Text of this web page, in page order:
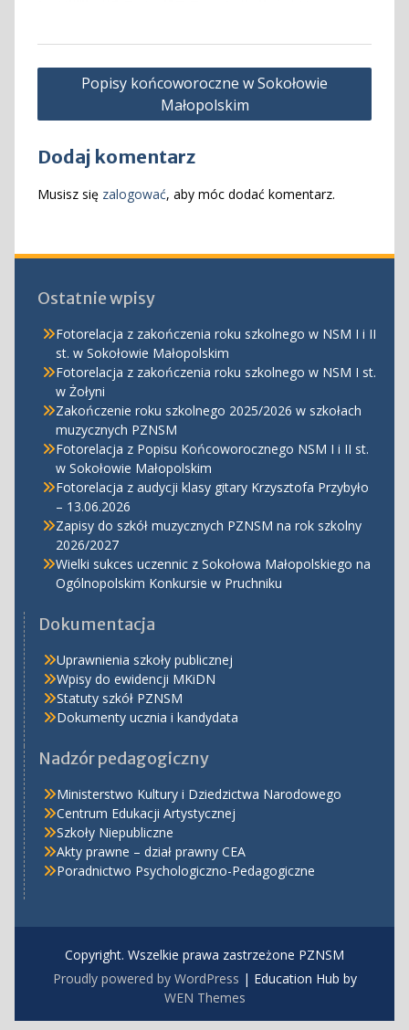
Nawigacja
Popisy końcoworoczne w Sokołowie
Małopolskim
Dodaj komentarz
Musisz się zalogować, aby móc dodać komentarz.
Ostatnie wpisy
Fotorelacja z zakończenia roku szkolnego w NSM I i II
st. w Sokołowie Małopolskim
Fotorelacja z zakończenia roku szkolnego w NSM I st.
w Żołyni
Zakończenie roku szkolnego 2025/2026 w szkołach
muzycznych PZNSM
Fotorelacja z Popisu Końcoworocznego NSM I i II st.
w Sokołowie Małopolskim
Fotorelacja z audycji klasy gitary Krzysztofa Przybyło
– 13.06.2026
Zapisy do szkół muzycznych PZNSM na rok szkolny
2026/2027
Wielki sukces uczennic z Sokołowa Małopolskiego na
Ogólnopolskim Konkursie w Pruchniku
Dokumentacja
Uprawnienia szkoły publicznej
Wpisy do ewidencji MKiDN
Statuty szkół PZNSM
Dokumenty ucznia i kandydata
Nadzór pedagogiczny
Ministerstwo Kultury i Dziedzictwa Narodowego
Centrum Edukacji Artystycznej
Szkoły Niepubliczne
Akty prawne – dział prawny CEA
Poradnictwo Psychologiczno-Pedagogiczne
Copyright. Wszelkie prawa zastrzeżone PZNSM
Proudly powered by WordPress | Education Hub by
WEN Themes